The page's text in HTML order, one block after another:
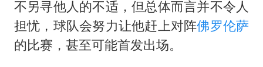
不另寻他人的不适，但总体而言并不令人
担忧，球队会努力让他赶上对阵佛罗伦萨
的比赛，甚至可能首发出场。